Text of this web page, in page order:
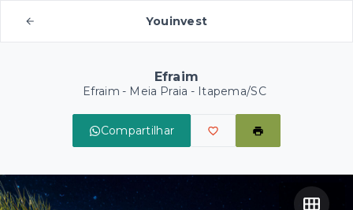
Youinvest
Efraim
Efraim - Meia Praia - Itapema/SC
Compartilhar